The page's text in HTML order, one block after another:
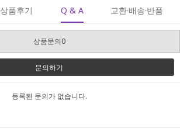
상품후기 Q & A 교환·배송·반품
상품문의0
문의하기
등록된 문의가 없습니다.